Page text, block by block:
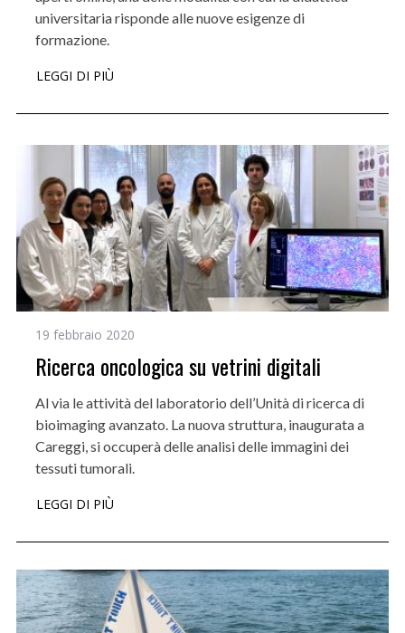
universitaria risponde alle nuove esigenze di
formazione.
LEGGI DI PIÙ
19 febbraio 2020
Ricerca oncologica su vetrini digitali
Al via le attività del laboratorio dell’Unità di ricerca di
bioimaging avanzato. La nuova struttura, inaugurata a
Careggi, si occuperà delle analisi delle immagini dei
tessuti tumorali.
LEGGI DI PIÙ